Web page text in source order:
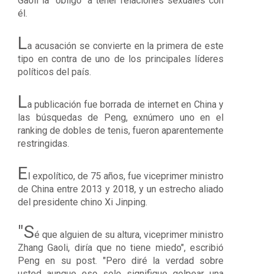
él.
La acusación se convierte en la primera de este
tipo en contra de uno de los principales líderes
políticos del país.
La publicación fue borrada de internet en China y
las búsquedas de Peng, exnúmero uno en el
ranking de dobles de tenis, fueron aparentemente
restringidas.
El expolítico, de 75 años, fue viceprimer ministro
de China entre 2013 y 2018, y un estrecho aliado
del presidente chino Xi Jinping.
"Sé que alguien de su altura, viceprimer ministro
Zhang Gaoli, diría que no tiene miedo", escribió
Peng en su post. "Pero diré la verdad sobre